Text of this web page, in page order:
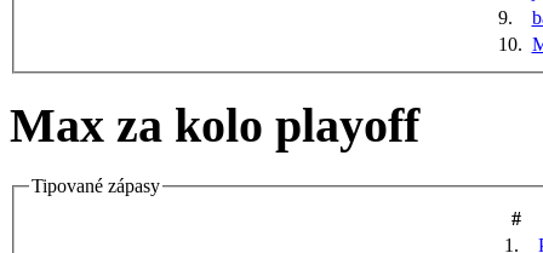
9.
10.
Max za kolo playoff
Tipované zápasy
#
1.